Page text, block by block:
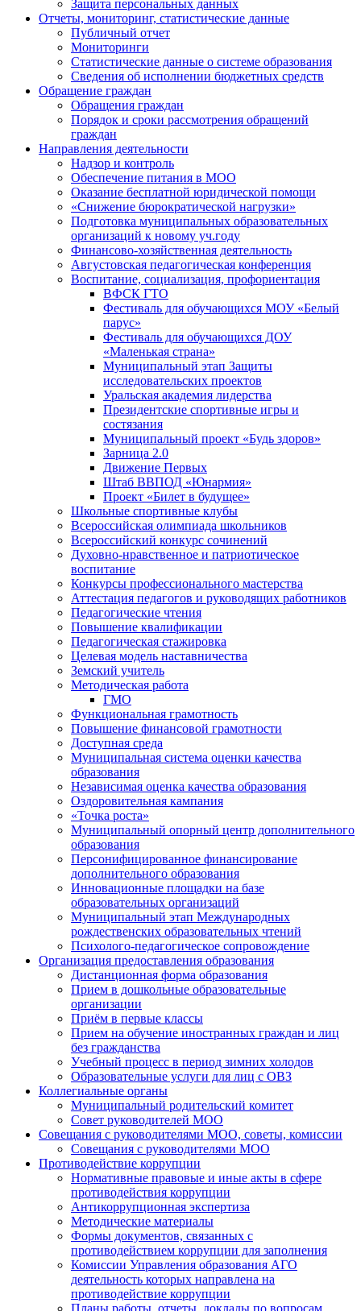
Защита персональных данных
Отчеты, мониторинг, статистические данные
Публичный отчет
Мониторинги
Статистические данные о системе образования
Сведения об исполнении бюджетных средств
Обращение граждан
Обращения граждан
Порядок и сроки рассмотрения обращений
граждан
Направления деятельности
Надзор и контроль
Обеспечение питания в МОО
Оказание бесплатной юридической помощи
«Снижение бюрократической нагрузки»
Подготовка муниципальных образовательных
организаций к новому уч.году
Финансово-хозяйственная деятельность
Августовская педагогическая конференция
Воспитание, социализация, профориентация
ВФСК ГТО
Фестиваль для обучающихся МОУ «Белый
парус»
Фестиваль для обучающихся ДОУ
«Маленькая страна»
Муниципальный этап Защиты
исследовательских проектов
Уральская академия лидерства
Президентские спортивные игры и
состязания
Муниципальный проект «Будь здоров»
Зарница 2.0
Движение Первых
Штаб ВВПОД «Юнармия»
Проект «Билет в будущее»
Школьные спортивные клубы
Всероссийская олимпиада школьников
Всероссийский конкурс сочинений
Духовно-нравственное и патриотическое
воспитание
Конкурсы профессионального мастерства
Аттестация педагогов и руководящих работников
Педагогические чтения
Повышение квалификации
Педагогическая стажировка
Целевая модель наставничества
Земский учитель
Методическая работа
ГМО
Функциональная грамотность
Повышение финансовой грамотности
Доступная среда
Муниципальная система оценки качества
образования
Независимая оценка качества образования
Оздоровительная кампания
«Точка роста»
Муниципальный опорный центр дополнительного
образования
Персонифицированное финансирование
дополнительного образования
Инновационные площадки на базе
образовательных организаций
Муниципальный этап Международных
рождественских образовательных чтений
Психолого-педагогическое сопровождение
Организация предоставления образования
Дистанционная форма образования
Прием в дошкольные образовательные
организации
Приём в первые классы
Прием на обучение иностранных граждан и лиц
без гражданства
Учебный процесс в период зимних холодов
Образовательные услуги для лиц с ОВЗ
Коллегиальные органы
Муниципальный родительский комитет
Совет руководителей МОО
Совещания с руководителями МОО, советы, комиссии
Совещания с руководителями МОО
Противодействие коррупции
Нормативные правовые и иные акты в сфере
противодействия коррупции
Антикоррупционная экспертиза
Методические материалы
Формы документов, связанных с
противодействием коррупции для заполнения
Комиссии Управления образования АГО
деятельность которых направлена на
противодействие коррупции
Планы работы, отчеты, доклады по вопросам